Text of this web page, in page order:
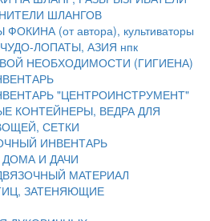
ШЛАНГОВ
(от автора), культиваторы
ЛОПАТЫ, АЗИЯ нпк
НЕОБХОДИМОСТИ (ГИГИЕНА)
"ЦЕНТРОИНСТРУМЕНТ"
КОНТЕЙНЕРЫ, ВЕДРА ДЛЯ
СЕТКИ
ИНВЕНТАРЬ
И ДАЧИ
МАТЕРИАЛ
ЗАТЕНЯЮЩИЕ